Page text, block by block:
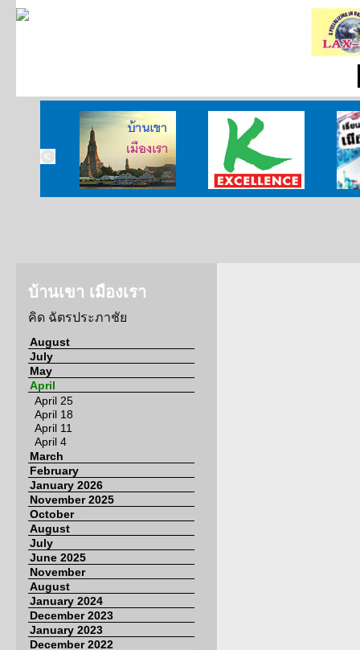
บ้านเขา เมืองเรา ศูนย์วิจัยกสิกรไทย เรีย
บ้านเขา เมืองเรา
คิด ฉัตรประภาชัย
August
July
May
April
April 25
April 18
April 11
April 4
March
February
January 2026
November 2025
October
August
July
June 2025
November
August
January 2024
December 2023
January 2023
December 2022